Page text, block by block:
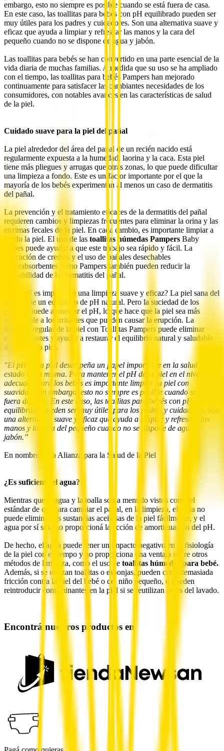
embargo, esto no siempre es posible cuando se está fuera de casa.
En este caso, las toallitas para bebés con pH equilibrado pueden ser
muy útiles para los padres y cuidadores. Son una alternativa suave y
eficaz que ayuda a limpiar y refrescar las manos y la cara del
pequeño cuando no se dispone de agua y jabón.
Las toallitas para bebés se han convertido en una parte esencial de la
vida diaria de muchas familias. A medida que su uso se ha ampliado
con el tiempo, las toallitas para bebés Pampers han mejorado
continuamente para satisfacer las cambiantes necesidades de los
consumidores, con notables avances en las características de salud
de la piel.
Cuidado suave para la piel del pañal
La piel alrededor del área del pañal de un recién nacido está
regularmente expuesta a la humedad, laorina y la caca. Esta piel
tiene más pliegues y arrugas que otras zonas, lo que puede dificultar
una limpieza a fondo. Este es un factor importante por el que la
mayoría de los bebés experimentan al menos un caso de dermatitis
del pañal.
La prevención y el tratamiento eficaces de la dermatitis del pañal
requieren cambios y limpiezas frecuentes para eliminar la orina y las
enzimas fecales de la piel. En cada cambio, es importante limpiar a
fondo la piel. El uso de las toallitas húmedas Pampers Baby
Wipes puede ayudar a que este trabajo sea rápido y fácil. La
aplicación de cremas y el uso de pañales desechables
superabsorbentes como Pampers también pueden reducir la
probabilidad de la dermatitis del pañal.
¿Por qué es importante una limpieza suave y eficaz? La piel sana del
bebé tiene un equilibrio de pH natural. Pero la suciedad de los
pañales puede aumentar el pH, lo que hace que la piel sea más
susceptible a los irritantes que pueden causar la erupción. La
limpieza regular de la piel con Toallitas Pampers puede eliminar
estos irritantes y ayudar a restaurar el equilibrio natural y saludable
del pH de la piel.
"El pH de la piel desempeña un papel importante en la salud y el
estado de la misma. Para mantener el pH de la piel en el nivel
adecuado para los bebés es importante limpiar su piel con
suavidad. Sin embargo, esto no siempre es posible cuando se está
fuera de casa. En este caso, las toallitas para bebés con pH
equilibrado pueden ser muy útiles para los padres y cuidadores. Son
una alternativa suave y eficaz que ayuda a limpiar y refrescar las
manos y la cara del pequeño cuando no se dispone de agua y
jabón.”
En nombre de la Alianza para la Salud de la Piel
¿Es suficiente el agua?
Mientras que el agua y la toalla son a menudo vistos como el
estándar de oro para cambiar el pañal, en la limpieza, el agua no
puede eliminar las sustancias aceitosas de la piel fácilmente, y el
agua por sí sola no proporcioná la acción de amortiguación del pH.
De hecho, el agua puede tener un impacto negativo en la fisiología
de la piel con el tiempo y no proporciona una ventaja sobre otros
métodos de limpieza, como el uso de toallitas húmedas para bebé.
Además, si se utilizan toallitas o esponjas, pueden crear demasiada
fricción contra la piel del bebé o del niño pequeño, o pueden
reintroducir contaminantes en la piel si se reutilizan antes del lavado.
Encontrá nuestros productos en